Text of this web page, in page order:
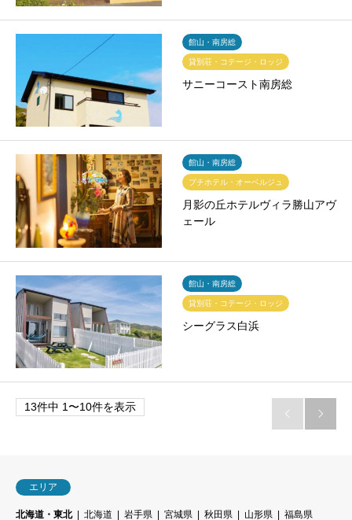
館山・南房総
貸別荘・コテージ・ロッジ
サニーコースト南房総
館山・南房総
プチホテル・オーベルジュ
月影の丘ホテルヴィラ勝山アヴ
ェール
館山・南房総
貸別荘・コテージ・ロッジ
シーグラス白浜
13件中 1〜10件を表示
 
エリア
北海道・東北 北海道 岩手県 宮城県 秋田県 山形県 福島県